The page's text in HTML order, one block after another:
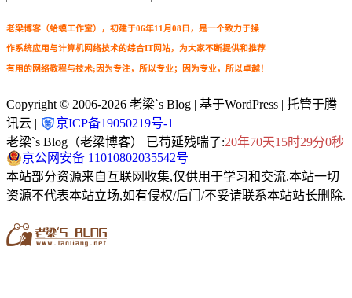
老梁博客（蛤蟆工作室），初建于06年11月08日，是一个致力于操
作系统应用与计算机网络技术的综合IT网站，为大家不断提供和推荐
有用的网络教程与技术;因为专注，所以专业；因为专业，所以卓越！
Copyright © 2006-2026 老梁`s Blog | 基于WordPress | 托管于腾
讯云 |
京ICP备19050219号-1
老梁`s Blog（老梁博客） 已苟延残喘了:20年70天15时29分1秒
京公网安备 11010802035542号
本站部分资源来自互联网收集,仅供用于学习和交流.本站一切
资源不代表本站立场,如有侵权/后门/不妥请联系本站站长删除.